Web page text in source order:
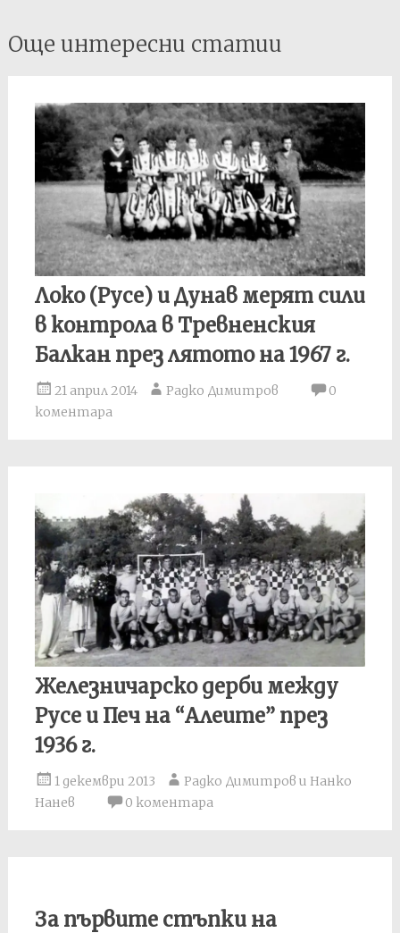
Post
navigation
Още интересни статии
Локо (Русе) и Дунав мерят сили
в контрола в Тревненския
Балкан през лятото на 1967 г.
21 април 2014 Радко Димитров
0
коментара
Железничарско дерби между
Русе и Печ на “Алеите” през
1936 г.
1 декември 2013
Радко Димитров и Нанко
Нанев
0 коментара
За първите стъпки на